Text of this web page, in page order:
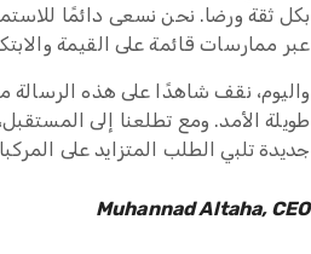
بكل ثقة ورضا. نحن نسعى دائمًا
عبر ممارسات قائمة على القيمة
واليوم، نقف شاهدًا على هذه الرسالة
طويلة الأمد. ومع تطلعنا إلى
جديدة تلبي الطلب المتزايد على
Muhannad Altaha, CEO